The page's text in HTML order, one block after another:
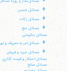
+ مسائل خمس
+ مسائل زکات
+
مسائل حج
مسائل حکومتی
+ مسائل امر به معروف و
+
مسائل خرید و فروش
مسائل احتکار و قیمت گذاری
مسائل صلح